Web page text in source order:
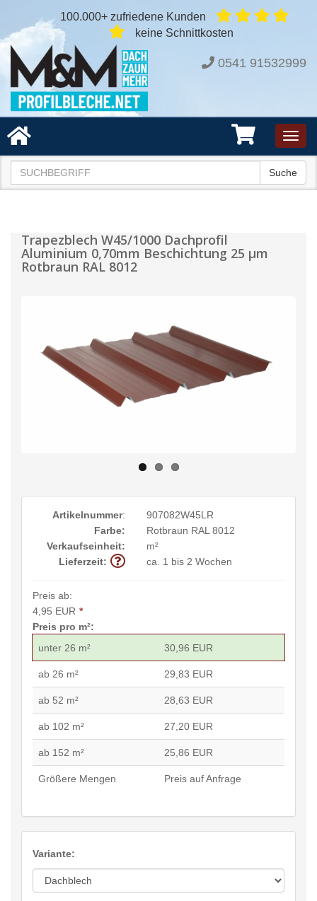
100.000+ zufriedene Kunden
keine Schnittkosten
0541 91532999
Suche
Trapezblech W45/1000 Dachprofil
Aluminium 0,70mm Beschichtung 25 µm
Rotbraun RAL 8012
Artikelnummer:
907082W45LR
Farbe:
Rotbraun RAL 8012
Verkaufseinheit:
m²
Lieferzeit:
ca. 1 bis 2 Wochen
Preis ab:
4,95 EUR *
Preis pro m²:
unter 26 m²
30,96 EUR
ab 26 m² 29,83 EUR
ab 52 m² 28,63 EUR
ab 102 m² 27,20 EUR
ab 152 m² 25,86 EUR
Größere Mengen Preis auf Anfrage
Variante: